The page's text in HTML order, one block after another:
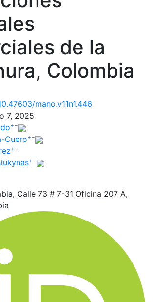
de la
Colombia
mano.v11n1.446
7, 2025
+−
Cuero+−
+−
+−
Calle 73 # 7-31 Oficina 207 A,